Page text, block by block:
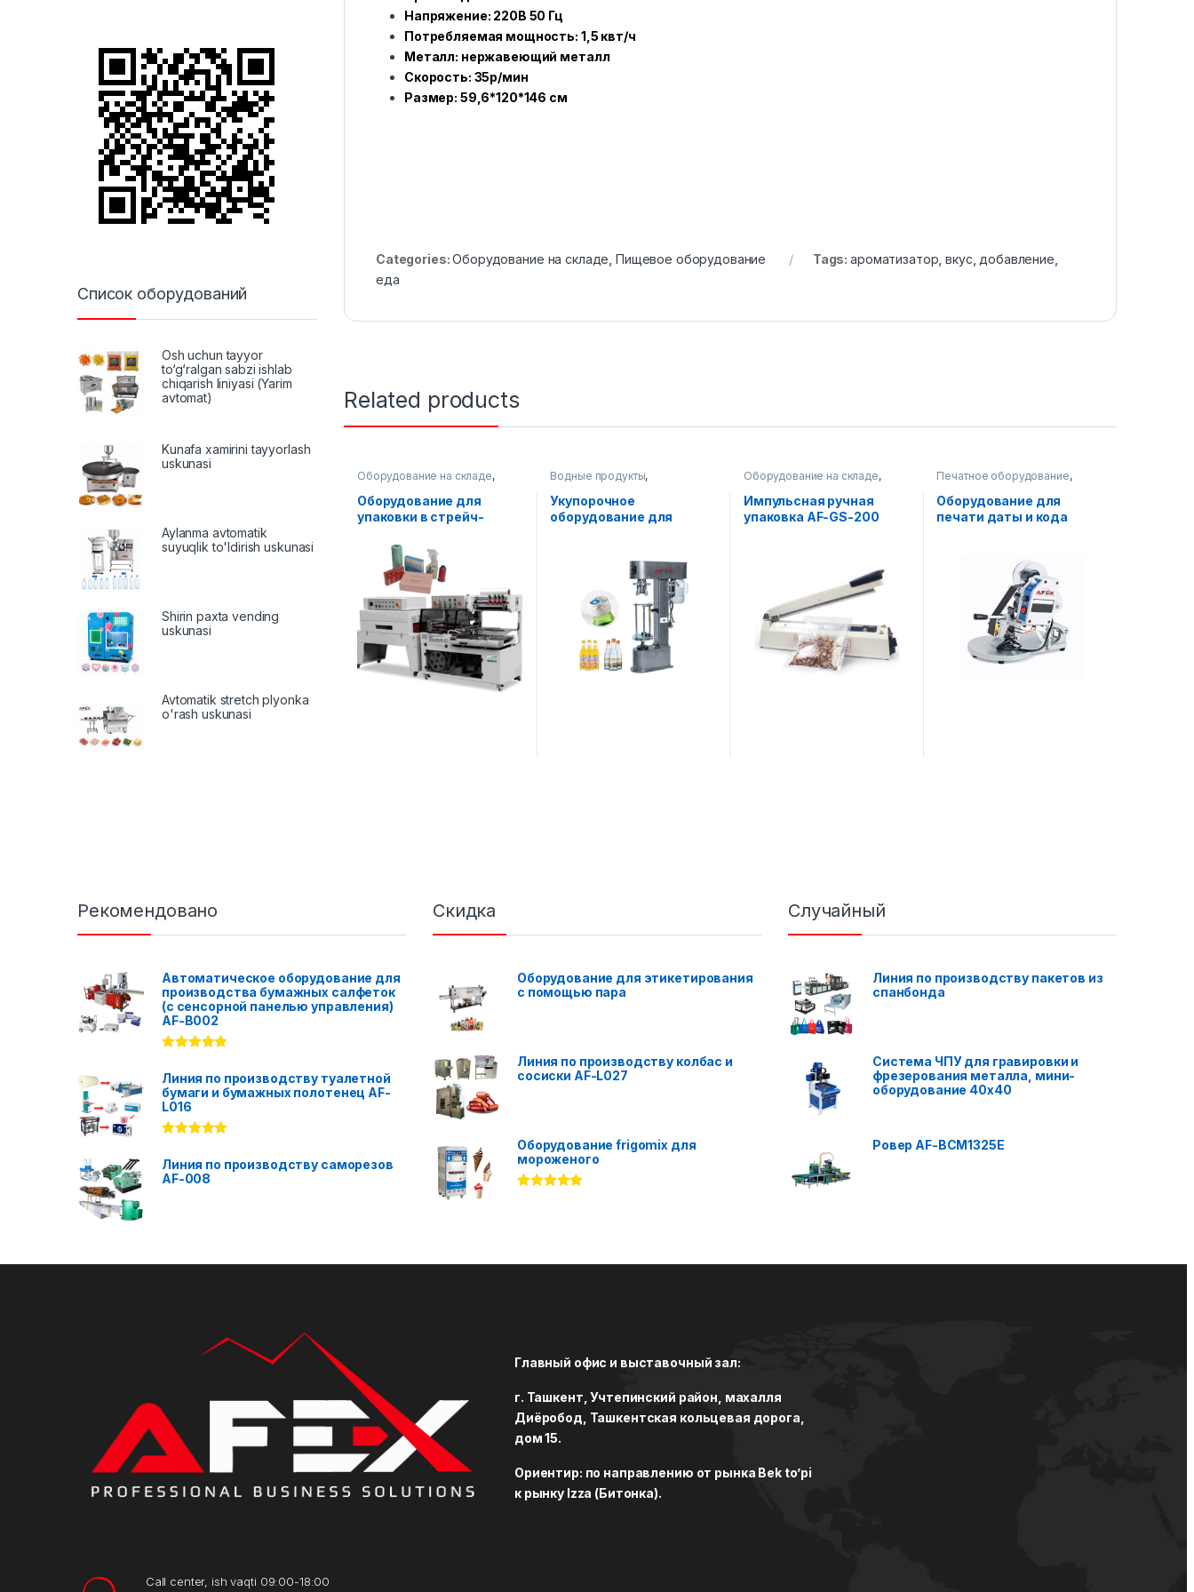
Напряжение: 220В 50 Гц
Потребляемая мощность: 1,5 квт/ч
Металл: нержавеющий металл
Скорость: 35р/мин
Размер: 59,6*120*146 см
Categories:Оборудование на складе Пищевое оборудование Tags:ароматизатор ,вкус добавление
еда
Related products
Оборудование на складе,
Упаковочное оборудование
Оборудование для
упаковки в стрейч-
Водные продукты,
Оборудование на складе
Упаковочное оборудование
Укупорочное
оборудование для
Оборудование на складе,
Упаковочное оборудование
Импульсная ручная
упаковка AF-GS-200
Печатное оборудование,
Оборудование на складе
Упаковочное оборудование
Оборудование для
печати даты и кода
Список оборудований
Osh uchun tayyor
to‘g‘ralgan sabzi ishlab
chiqarish liniyasi (Yarim
avtomat)
Kunafa xamirini tayyorlash
uskunasi
Aylanma avtomatik
suyuqlik to'ldirish uskunasi
Shirin paxta vending
uskunasi
Avtomatik stretch plyonka
o'rash uskunasi
Рекомендовано
Автоматическое оборудование для
производства бумажных салфеток
(с сенсорной панелью управления)
AF-B002
out of 5
Линия по производству туалетной
бумаги и бумажных полотенец AF-
L016
out of 5
Линия по производству саморезов
AF-008
Скидка
Оборудование для этикетирования
с помощью пара
Линия по производству колбас и
сосиски AF-L027
Оборудование frigomix для
мороженого
Случайный
Линия по производству пакетов из
спанбонда
Система ЧПУ для гравировки и
фрезерования металла, мини-
оборудование 40x40
Ровер AF-BCM1325E
Call center, ish vaqti 09:00-18:00
Главный офис и выставочный зал:
г. Ташкент, Учтепинский район, махалля
Диёробод, Ташкентская кольцевая дорога,
дом 15.
Ориентир: по направлению от рынка Bek to’pi
к рынку Izza (Битонка).